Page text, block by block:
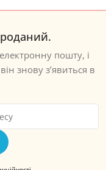
пошту, і
знову з’явиться в